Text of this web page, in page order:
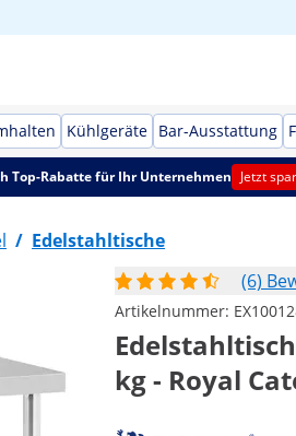
Kühlgeräte Bar-Ausstattung
Top-Rabatte für Ihr Unternehmen Jetzt
/ Edelstahltische
(6)
Artikelnummer:
kg - Royal